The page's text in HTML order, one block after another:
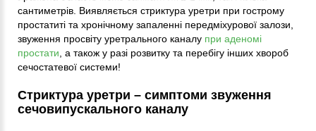
сантиметрів. Виявляється стриктура уретри при гострому
простатиті та хронічному запаленні передміхурової залози,
звуження просвіту уретрального каналу при аденомі
простати , а також у разі розвитку та перебігу інших хвороб
сечостатевої системи!
Стриктура уретри – симптоми звуження
сечовипускального каналу